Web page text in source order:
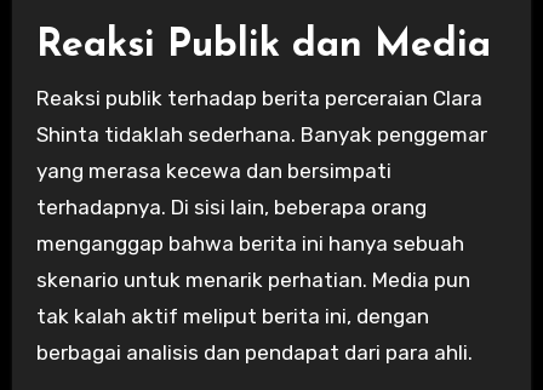
Reaksi Publik dan Media
Reaksi publik terhadap berita perceraian Clara
Shinta tidaklah sederhana. Banyak penggemar
yang merasa kecewa dan bersimpati
terhadapnya. Di sisi lain, beberapa orang
menganggap bahwa berita ini hanya sebuah
skenario untuk menarik perhatian. Media pun
tak kalah aktif meliput berita ini, dengan
berbagai analisis dan pendapat dari para ahli.